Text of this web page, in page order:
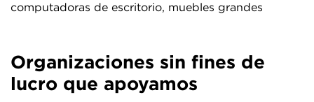
computadoras de escritorio, muebles grandes
Organizaciones sin fines de
lucro que apoyamos